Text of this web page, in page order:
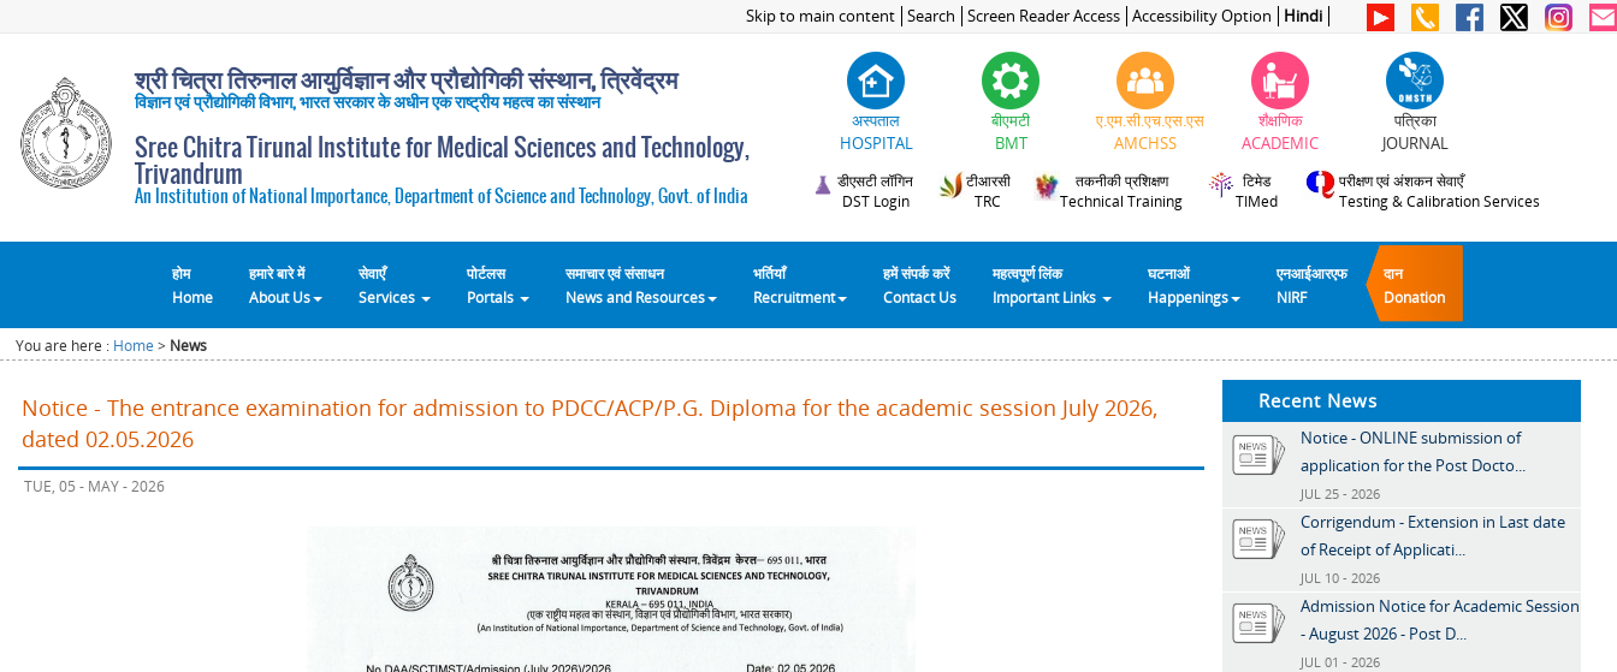
Skip to main content Search Screen Reader Access Accessibility Option Hindi
श्री चित्रा तिरुनाल आयुर्विज्ञान और प्रौद्योगिकी संस्थान, त्रिवेंद्रम
विज्ञान एवं प्रौद्योगिकी विभाग, भारत सरकार के अधीन एक राष्ट्रीय महत्व का संस्थान
Sree Chitra Tirunal Institute for Medical Sciences and Technology,
Trivandrum
An Institution of National Importance, Department of Science and Technology, Govt. of India
अस्पताल
HOSPITAL
बीएमटी
BMT
ए.एम.सी.एच.एस.एस
AMCHSS
शैक्षणिक
ACADEMIC
पत्रिका
JOURNAL
डीएसटी लॉगिन
DST Login
टीआरसी
TRC
तकनीकी प्रशिक्षण
Technical Training
टिमेड
TIMed
परीक्षण एवं अंशकन सेवाएँ
Testing & Calibration Services
होम
Home
हमारे बारे में
About Us
सेवाएँ
Services
पोर्टलस
Portals
समाचार एवं संसाधन
News and Resources
भर्तियाँ
Recruitment
हमें संपर्क करें
Contact Us
महत्वपूर्ण लिंक
Important Links
घटनाओं
Happenings
एनआईआरएफ
NIRF
दान
Donation
You are here : Home > News
Notice - The entrance examination for admission to PDCC/ACP/P.G. Diploma for the academic session July 2026,
dated 02.05.2026
TUE, 05 - MAY - 2026
Recent News
Notice - ONLINE submission of
application for the Post Docto...
JUL 25 - 2026
Corrigendum - Extension in Last date
of Receipt of Applicati...
JUL 10 - 2026
Admission Notice for Academic Session
- August 2026 - Post D...
JUL 01 - 2026